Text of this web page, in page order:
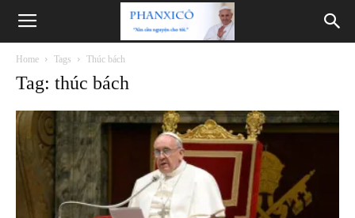
Phanxicô
Home Tags Thúc bách
Tag: thúc bách